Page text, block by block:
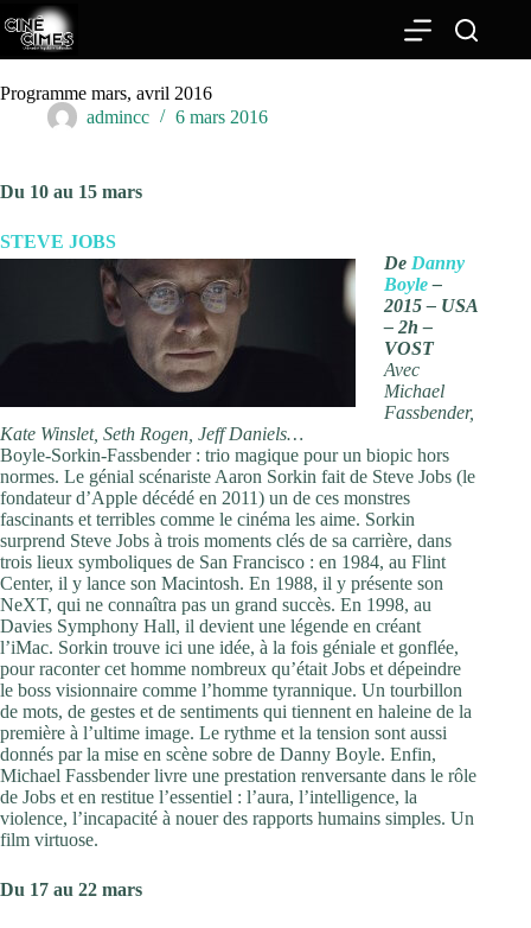
Passer
au
contenu
Programme mars, avril 2016
admincc
6 mars 2016
Du 10 au 15 mars
STEVE JOBS
De Danny
Boyle –
2015 – USA
– 2h –
VOST
Avec
Michael
Fassbender,
Kate Winslet, Seth Rogen, Jeff Daniels…
Boyle-Sorkin-Fassbender : trio magique pour un biopic hors
normes. Le génial scénariste Aaron Sorkin fait de Steve Jobs (le
fondateur d’Apple décédé en 2011) un de ces monstres
fascinants et terribles comme le cinéma les aime. Sorkin
surprend Steve Jobs à trois moments clés de sa carrière, dans
trois lieux symboliques de San Francisco : en 1984, au Flint
Center, il y lance son Macintosh. En 1988, il y présente son
NeXT, qui ne connaîtra pas un grand succès. En 1998, au
Davies Symphony Hall, il devient une légende en créant
l’iMac. Sorkin trouve ici une idée, à la fois géniale et gonflée,
pour raconter cet homme nombreux qu’était Jobs et dépeindre
le boss visionnaire comme l’homme tyrannique. Un tourbillon
de mots, de gestes et de sentiments qui tiennent en haleine de la
première à l’ultime image. Le rythme et la tension sont aussi
donnés par la mise en scène sobre de Danny Boyle. Enfin,
Michael Fassbender livre une prestation renversante dans le rôle
de Jobs et en restitue l’essentiel : l’aura, l’intelligence, la
violence, l’incapacité à nouer des rapports humains simples. Un
film virtuose.
Du 17 au 22 mars